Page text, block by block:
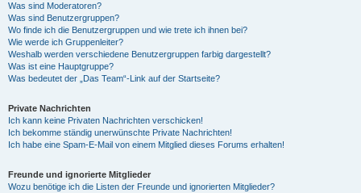
Was sind Moderatoren?
Was sind Benutzergruppen?
Wo finde ich die Benutzergruppen und wie trete ich ihnen bei?
Wie werde ich Gruppenleiter?
Weshalb werden verschiedene Benutzergruppen farbig dargestellt?
Was ist eine Hauptgruppe?
Was bedeutet der „Das Team“-Link auf der Startseite?
Private Nachrichten
Ich kann keine Privaten Nachrichten verschicken!
Ich bekomme ständig unerwünschte Private Nachrichten!
Ich habe eine Spam-E-Mail von einem Mitglied dieses Forums erhalten!
Freunde und ignorierte Mitglieder
Wozu benötige ich die Listen der Freunde und ignorierten Mitglieder?